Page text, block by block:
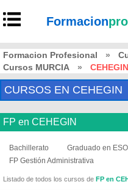
Formacion
Formacion Profesional »
Cursos MURCIA
» CEHEGIN
CURSOS EN CEHEGIN
FP en CEHEGIN
Bachillerato Graduado en ESO
FP Gestión Administrativa
Listado de todos los cursos de FP en